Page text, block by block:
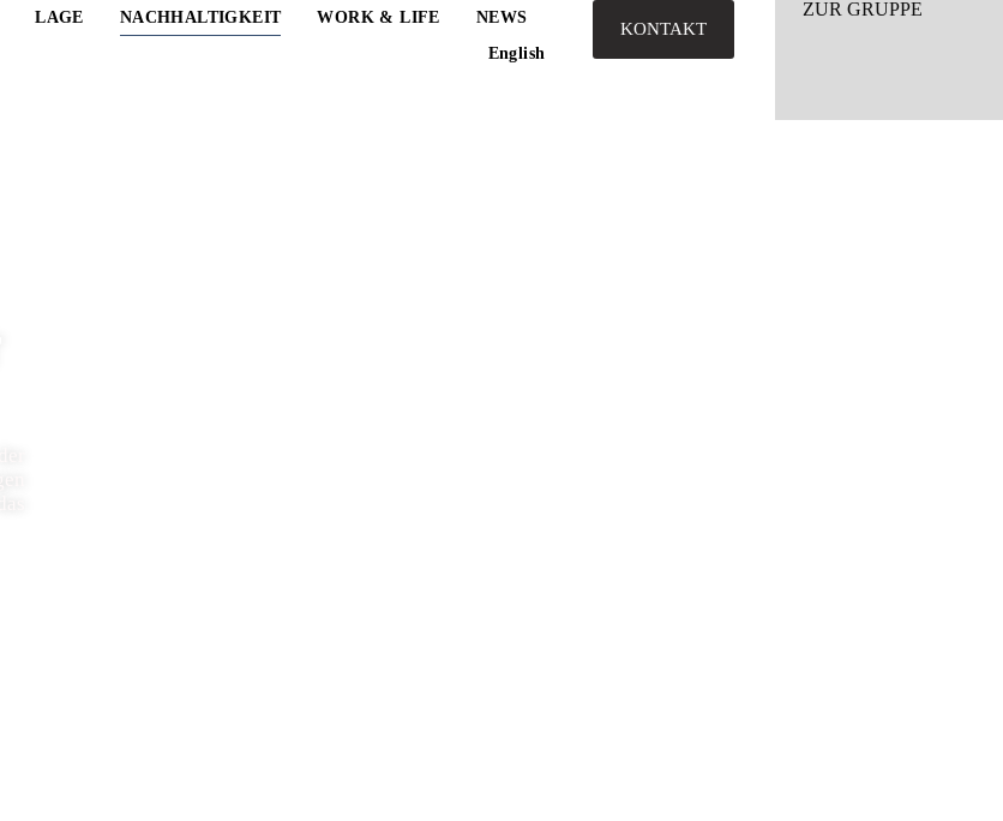
LAGE NACHHALTIGKEIT WORK & LIFE
NEWS
English
KONTAKT
ZUR GRUPPE